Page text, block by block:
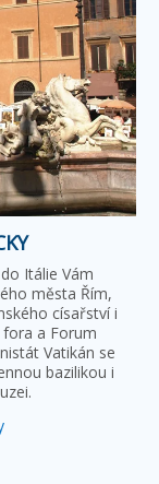
Itálie Vám
města Řím,
císařství i
a Forum
Vatikán se
bazilikou i